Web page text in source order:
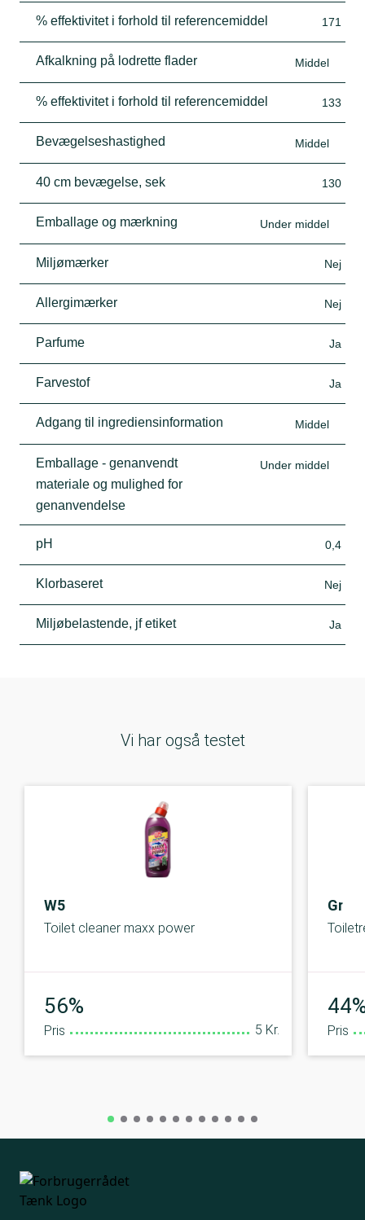
% effektivitet i forhold til referencemiddel 171
Afkalkning på lodrette flader Middel
% effektivitet i forhold til referencemiddel 133
Bevægelseshastighed Middel
40 cm bevægelse, sek 130
Emballage og mærkning Under middel
Miljømærker Nej
Allergimærker Nej
Parfume Ja
Farvestof Ja
Adgang til ingrediensinformation Middel
Emballage - genanvendt
materiale og mulighed for
genanvendelse
Under middel
pH 0,4
Klorbaseret Nej
Miljøbelastende, jf etiket Ja
Vi har også testet
W5
Toilet cleaner maxx power
56%
Pris 5 Kr.
Grøn
Pris